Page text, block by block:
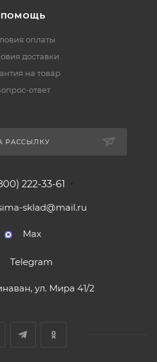
ПОМОЩЬ
оплаты
доставки
на товар
ответ
РАССЫЛКУ
222-33-61
sklad@mail.ru
Max
Telegram
ул. Мира 41/2